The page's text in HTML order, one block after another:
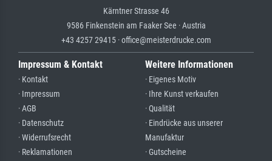
Kärntner Strasse 46
9586 Finkenstein am Faaker See · Austria
+43 4257 29415 · office@meisterdrucke.com
Impressum & Kontakt
· Kontakt
· Impressum
· AGB
· Datenschutz
· Widerrufsrecht
· Reklamationen
Weitere Informationen
· Eigenes Motiv
· Ihre Kunst verkaufen
· Qualität
· Eindrücke aus unserer
Manufaktur
· Gutscheine